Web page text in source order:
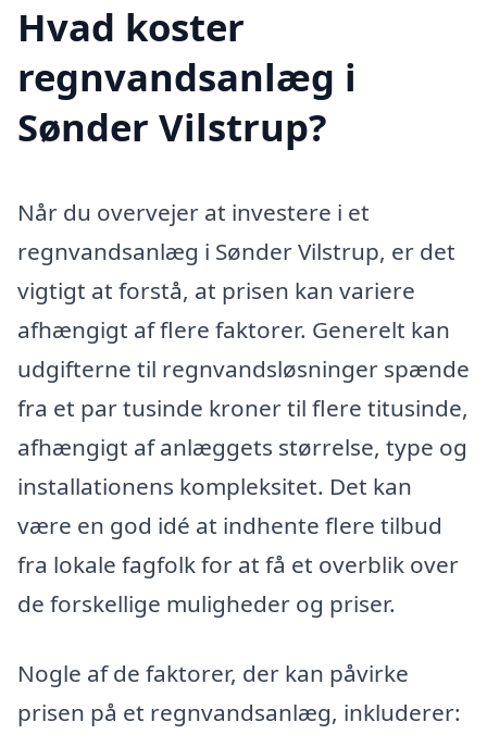
Hvad koster
regnvandsanlæg i
Sønder Vilstrup?
Når du overvejer at investere i et
regnvandsanlæg i Sønder Vilstrup, er det
vigtigt at forstå, at prisen kan variere
afhængigt af flere faktorer. Generelt kan
udgifterne til regnvandsløsninger spænde
fra et par tusinde kroner til flere titusinde,
afhængigt af anlæggets størrelse, type og
installationens kompleksitet. Det kan
være en god idé at indhente flere tilbud
fra lokale fagfolk for at få et overblik over
de forskellige muligheder og priser.
Nogle af de faktorer, der kan påvirke
prisen på et regnvandsanlæg, inkluderer: